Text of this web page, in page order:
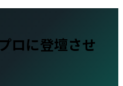
ロに登壇させ